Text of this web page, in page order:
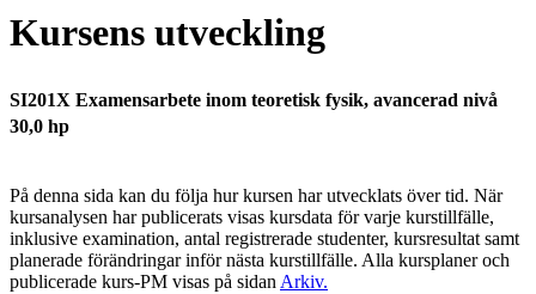
Kursens utveckling
SI201X Examensarbete inom teoretisk fysik, avancerad nivå
30,0 hp
På denna sida kan du följa hur kursen har utvecklats över tid. När
kursanalysen har publicerats visas kursdata för varje kurstillfälle,
inklusive examination, antal registrerade studenter, kursresultat samt
planerade förändringar inför nästa kurstillfälle. Alla kursplaner och
publicerade kurs-PM visas på sidan Arkiv.